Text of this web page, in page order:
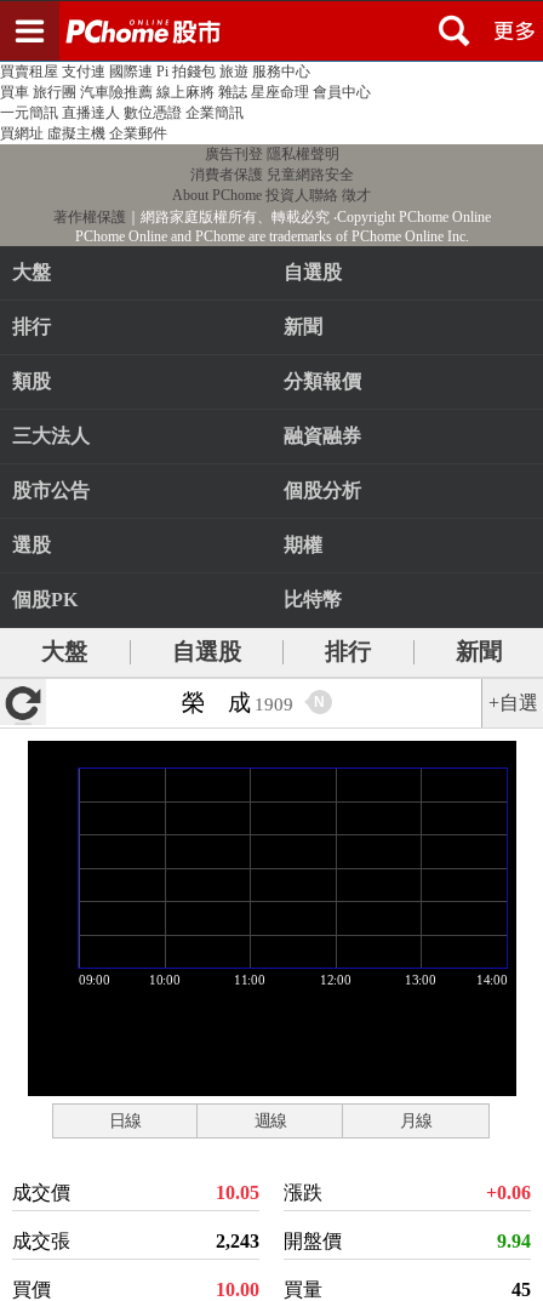
PChome首頁 線上購物 24h購物 書店
買賣租屋 支付連 國際連 Pi 拍錢包 旅遊 服務中心
買車 旅行團 汽車險推薦 線上麻將 雜誌 星座命理 會員中心
一元簡訊 直播達人 數位憑證 企業簡訊
買網址 虛擬主機 企業郵件
廣告刊登 隱私權聲明
消費者保護 兒童網路安全
About PChome 投資人聯絡 徵才
著作權保護 ｜網路家庭版權所有、轉載必究‧Copyright PChome Online
PChome Online and PChome are trademarks of PChome Online Inc.
大盤 自選股
排行 新聞
類股 分類報價
三大法人 融資融券
股市公告 個股分析
選股 期權
個股PK 比特幣
大盤 自選股 排行
新聞
榮 成 1909 N +自選
日線 週線 月線
成交價 10.05
成交張 2,243
買價 10.00
漲跌 +0.06
開盤價 9.94
買量 45